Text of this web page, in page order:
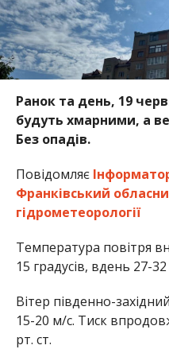
Ранок та день, 19
будуть хмарними, а
Без опадів.
Повідомляє
Франківський
гідрометеорології
Температура повітря
15 градусів, вдень 27-
Вітер південно-
15-20 м/с. Тиск
рт. ст.